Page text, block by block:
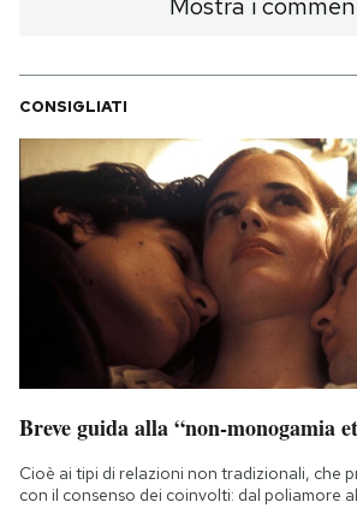
Mostra i
CONSIGLIATI
Breve guida alla “non-monogamia
Cioè ai tipi di relazioni non tradizionali, che
con il consenso dei coinvolti: dal poliamore